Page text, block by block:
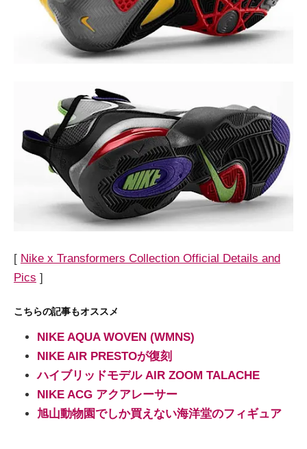
[ Nike x Transformers Collection Official Details and
Pics ]
こちらの記事もオススメ
NIKE AQUA WOVEN (WMNS)
NIKE AIR PRESTOが復刻
ハイブリッドモデル AIR ZOOM TALACHE
NIKE ACG アクアレーサー
旭山動物園でしか買えない海洋堂のフィギュア